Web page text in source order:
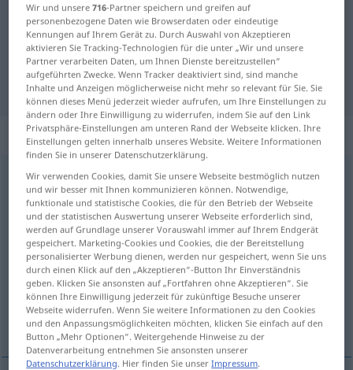
Spanisch-Deutsch Übersetzung für
"adorar"
"adorar" Deutsch Übersetzung
„adorar“: verbo transitivo
adorar [aðoˈrar]v/t
Übersicht aller Übersetzungen
(Für mehr Details die Übersetzung anklicken/antippen)
anbeten, verehren, vergöttern, abgöttisch
lieben
sehr gerne mögen
Wir und unsere716-Partner speichern und greifen auf
personenbezogene Daten wie Browserdaten oder eindeutige
Kennungen auf Ihrem Gerät zu. Durch Auswahl von Akzeptieren
aktivieren Sie Tracking-Technologien für die unter „Wir und unsere
Partner verarbeiten Daten, um Ihnen Dienste bereitzustellen“
aufgeführten Zwecke. Wenn Tracker deaktiviert sind, sind manche
Inhalte und Anzeigen möglicherweise nicht mehr so relevant für Sie. Sie
können dieses Menü jederzeit wieder aufrufen, um Ihre Einstellungen zu
ändern oder Ihre Einwilligung zu widerrufen, indem Sie auf den Link
Privatsphäre-Einstellungen am unteren Rand der Webseite klicken. Ihre
Einstellungen gelten innerhalb unseres Website. Weitere Informationen
finden Sie in unserer Datenschutzerklärung.
Wir verwenden Cookies, damit Sie unsere Webseite bestmöglich nutzen
und wir besser mit Ihnen kommunizieren können. Notwendige,
funktionale und statistische Cookies, die für den Betrieb der Webseite
und der statistischen Auswertung unserer Webseite erforderlich sind,
werden auf Grundlage unserer Vorauswahl immer auf Ihrem Endgerät
gespeichert. Marketing-Cookies und Cookies, die der Bereitstellung
personalisierter Werbung dienen, werden nur gespeichert, wenn Sie uns
durch einen Klick auf den „Akzeptieren“-Button Ihr Einverständnis
geben. Klicken Sie ansonsten auf „Fortfahren ohne Akzeptieren“. Sie
können Ihre Einwilligung jederzeit für zukünftige Besuche unserer
Webseite widerrufen. Wenn Sie weitere Informationen zu den Cookies
und den Anpassungsmöglichkeiten möchten, klicken Sie einfach auf den
Button „Mehr Optionen“. Weitergehende Hinweise zu der
Datenverarbeitung entnehmen Sie ansonsten unserer
Datenschutzerklärung. Hier finden Sie unserImpressum.